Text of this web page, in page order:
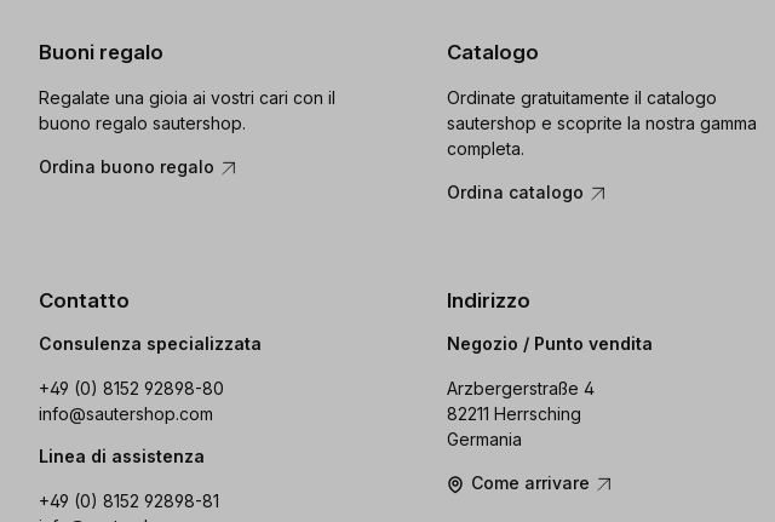
Buoni regalo
Regalate una gioia ai vostri cari con il
buono regalo sautershop.
Ordina buono regalo
Catalogo
Ordinate gratuitamente il catalogo
sautershop e scoprite la nostra gamma
completa.
Ordina catalogo
Contatto
Consulenza specializzata
+49 (0) 8152 92898-80
info@sautershop.com
Linea di assistenza
+49 (0) 8152 92898-81
Indirizzo
Negozio / Punto vendita
Arzbergerstraße 4
82211 Herrsching
Germania
Come arrivare